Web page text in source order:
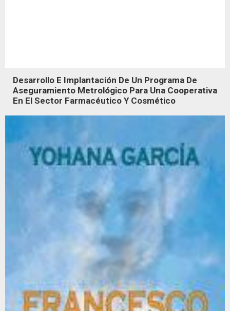
Desarrollo E Implantación De Un Programa De
Aseguramiento Metrológico Para Una Cooperativa
En El Sector Farmacéutico Y Cosmético